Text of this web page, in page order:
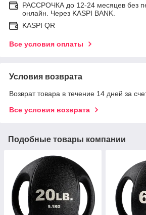
РАССРОЧКА до 12-24 месяцев без
онлайн. Через KASPI BANK.
KASPI QR
Все условия оплаты
Условия возврата
Возврат товара в течение 14 дней за
Все условия возврата
Подобные товары компании